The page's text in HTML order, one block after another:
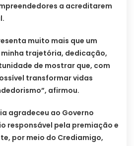
a acreditarem
muito mais que um
trajetória, dedicação,
de mostrar que, com
transformar vidas
afirmou.
agradeceu ao Governo
responsável pela premiação e
por meio do Crediamigo,